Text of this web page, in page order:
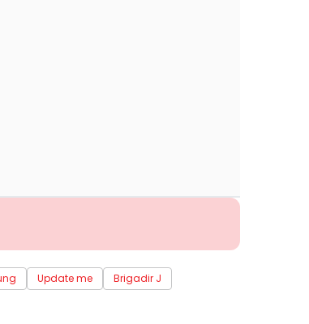
Update me Brigadir J